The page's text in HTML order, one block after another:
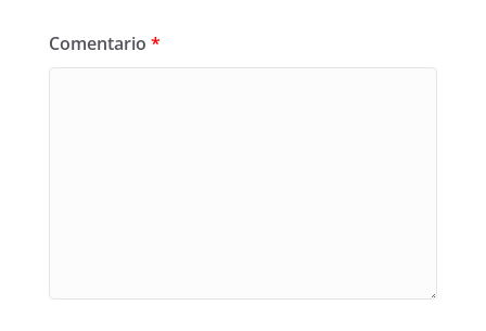
Comentario *